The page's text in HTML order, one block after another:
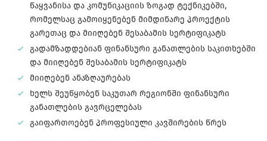
წაყვანისა და კომუნიკაციის ზოგად ტექნიკებში,
რომელსაც გამოიყენებენ მიმდინარე პროექტის
გარეთაც და მიიღებენ შესაბამის სერტიფიკატს
გადამზადდებიან ფინანსური განათლების საკითხებში
და მიიღებენ შესაბამის სერტიფიკატს
მიიღებენ ანაზღაურებას
ხელს შეუწყობენ საკუთარ რეგიონში ფინანსური
განათლების გავრცელებას
გაიფართოებენ პროფესიული კავშირების წრეს